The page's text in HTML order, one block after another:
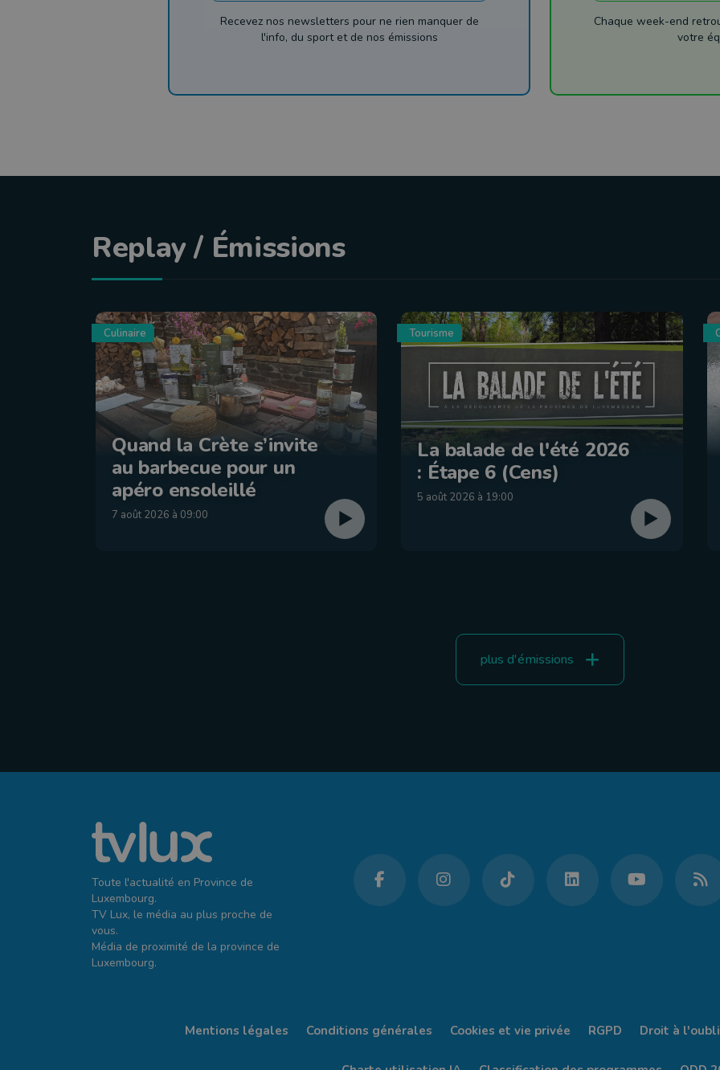
Recevez nos newsletters pour ne rien manquer de
l'info, du sport et de nos émissions
Chaque week-end
votre
Replay / Émissions
Culinaire
Quand la Crète s’invite
au barbecue pour un
apéro ensoleillé
7 août 2026 à 09:00
Tourisme
La balade de l'été 2026
: Étape 6 (Cens)
5 août 2026 à 19:00
plus d'émissions
Toute l'actualité en Province de
Luxembourg.
TV Lux, le média au plus proche de
vous.
Média de proximité de la province de
Luxembourg.
Mentions légales Conditions générales Cookies et vie privée RGPD Droit à l'oubli